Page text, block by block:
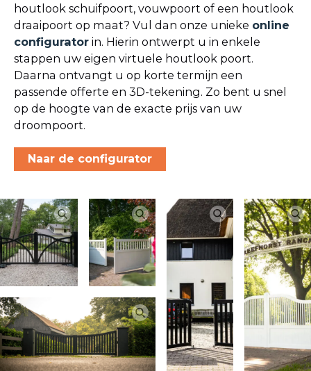
houtlook schuifpoort, vouwpoort of een houtlook
draaipoort op maat? Vul dan onze unieke online
configurator in. Hierin ontwerpt u in enkele
stappen uw eigen virtuele houtlook poort.
Daarna ontvangt u op korte termijn een
passende offerte en 3D-tekening. Zo bent u snel
op de hoogte van de exacte prijs van uw
droompoort.
Naar de configurator